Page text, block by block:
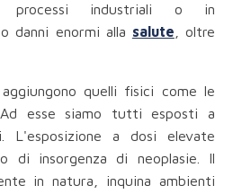
industriali o in
danni enormi alla salute , oltre
quelli fisici come le
esse siamo tutti esposti a
L'esposizione a dosi elevate
di insorgenza di neoplasie. Il
in natura, inquina ambienti